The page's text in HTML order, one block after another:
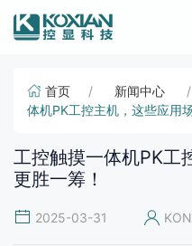
首页 新闻中心
体机PK工控主机，这些应用
工控触摸一体机PK工
更胜一筹！
2025-03-31